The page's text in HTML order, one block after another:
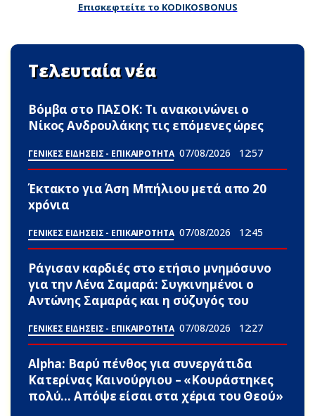
Επισκεφτείτε το KODIKOSBONUS
Τελευταία νέα
Βόμβα στο ΠΑΣΟΚ: Τι ανακοινώνει ο
Νίκος Ανδρουλάκης τις επόμενες ώρες
ΓΕΝΙΚΕΣ ΕΙΔΗΣΕΙΣ - ΕΠΙΚΑΙΡΟΤΗΤΑ 07/08/2026 12:57
Έκτακτο για Άση Μπήλιου μετά απο 20
xpóvια
ΓΕΝΙΚΕΣ ΕΙΔΗΣΕΙΣ - ΕΠΙΚΑΙΡΟΤΗΤΑ 07/08/2026 12:45
Ράγισαν καρδιές στο ετήσιο μνημόσυνο
για την Λένα Σαμαρά: Συγκινημένοι ο
Αντώνης Σαμαράς και η σύζυγός του
ΓΕΝΙΚΕΣ ΕΙΔΗΣΕΙΣ - ΕΠΙΚΑΙΡΟΤΗΤΑ 07/08/2026 12:27
Alpha: Βαρύ πένθος για συνεργάτιδα
Κατερίνας Καινούργιου – «Κουράστηκες
πολύ… Απόψε είσαι στα χέρια του Θεού»